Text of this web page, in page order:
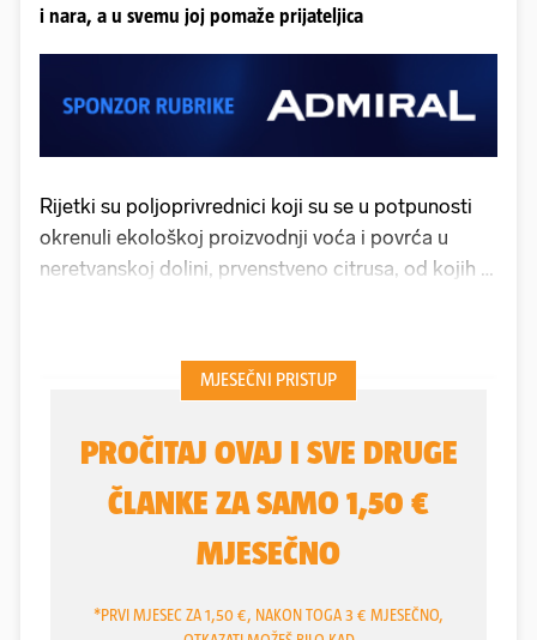
i nara, a u svemu joj pomaže prijateljica
Rijetki su poljoprivrednici koji su se u potpunosti
okrenuli ekološkoj proizvodnji voća i povrća u
neretvanskoj dolini, prvenstveno citrusa, od kojih je
žena iz zlatne hrvatske doline. Prije 11 godina
Klaudia Krstičević iz Metkovića dala je otkaz,
onoga što je imala i počela s ekološkom
proizvodnjom voća.